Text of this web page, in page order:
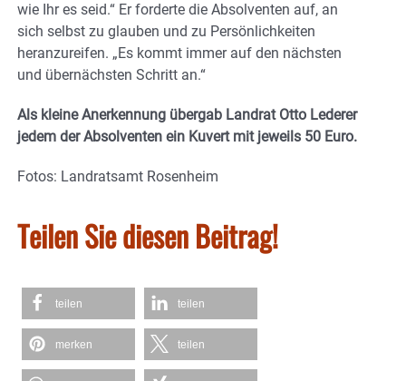
wie Ihr es seid.“ Er forderte die Absolventen auf, an
sich selbst zu glauben und zu Persönlichkeiten
heranzureifen. „Es kommt immer auf den nächsten
und übernächsten Schritt an.“
Als kleine Anerkennung übergab Landrat Otto Lederer
jedem der Absolventen ein Kuvert mit jeweils 50 Euro.
Fotos: Landratsamt Rosenheim
Teilen Sie diesen Beitrag!
teilen teilen
merken teilen